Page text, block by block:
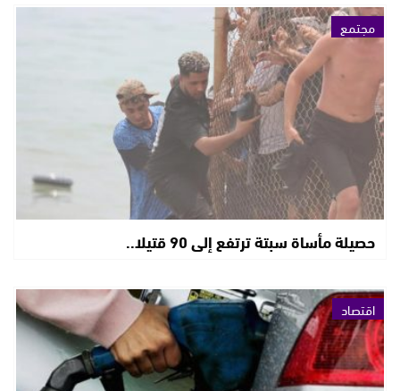
مجتمع
حصيلة مأساة سبتة ترتفع إلى 90 قتيلا..
اقتصاد